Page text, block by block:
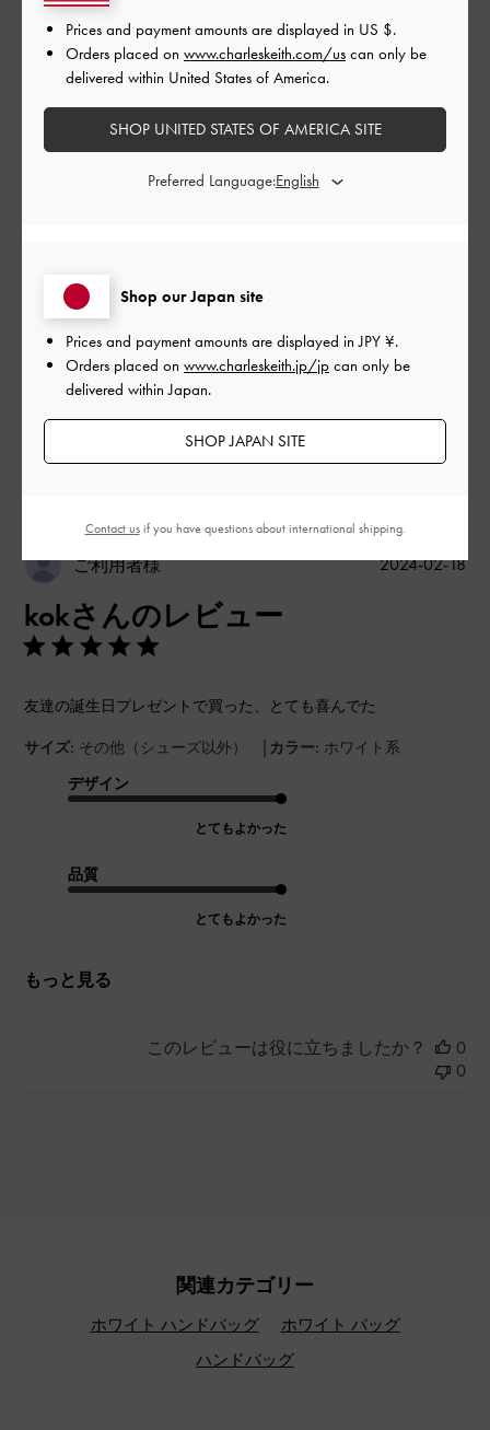
レビューを書く
とてもよかった
もっと見る
ご利用者様
kokさんのレビュー
友達の誕生日プレゼントで買った、とても喜んでた
サイズ: その他（シューズ以外） | カラー: ホワイト系
デザイン
とてもよかった
品質
とてもよかった
もっと見る
公
2024-02-18
このレビューは役に立ちましたか？
0
0
関連カテゴリー
ホワイト ハンドバッグ
ホワイト バッグ
ハンドバッグ
Shop our Japan site
Prices and payment amounts are displayed inJPY ¥.
Orders placed on www.charleskeith.jp/jp can only be
delivered within Japan.
SHOP JAPAN SITE
Prices and payment amounts are displayed in US $.
Orders placed on www.charleskeith.com/us can only be
delivered within United States of America.
SHOP UNITED STATES OF AMERICA SITE
Preferred Language:
Contact usif you have questions about international shipping.